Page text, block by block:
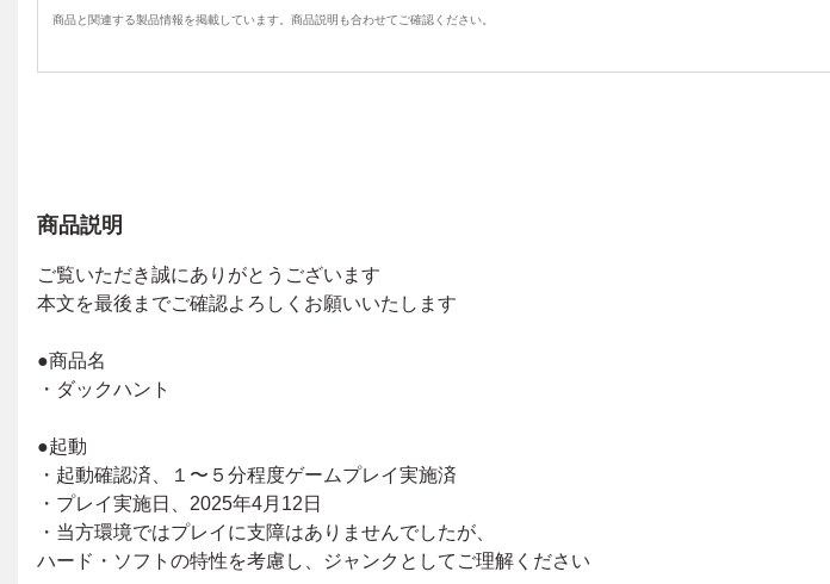
商品と関連する製品情報を掲載しています。商品説明も合わせてご確認ください。
商品説明